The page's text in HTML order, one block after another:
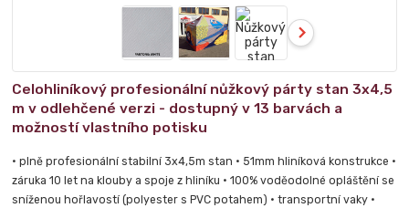
Celohliníkový profesionální nůžkový párty stan 3x4,5
m v odlehčené verzi - dostupný v 13 barvách a
možností vlastního potisku
• plně profesionální stabilní 3x4,5m stan • 51mm hliníková konstrukce •
záruka 10 let na klouby a spoje z hliníku • 100% voděodolné opláštění se
sníženou hořlavostí (polyester s PVC potahem) • transportní vaky •